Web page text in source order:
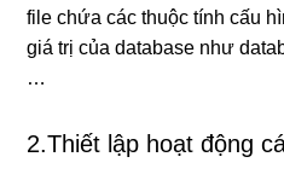
file chứa các thuộc tính cấu
giá trị của database như
…
2.Thiết lập hoạt động